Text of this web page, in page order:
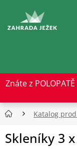
obsah
Znáte z POLOPATĚ
Katalog
Skleníky 3